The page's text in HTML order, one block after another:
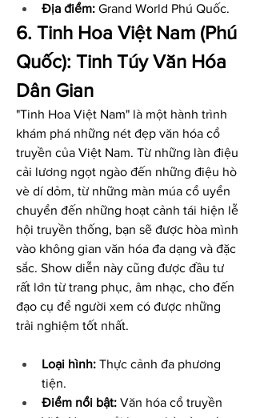
Địa điểm: Grand World Phú Quốc.
6. Tinh Hoa Việt Nam (Phú
Quốc): Tinh Túy Văn Hóa
Dân Gian
"Tinh Hoa Việt Nam" là một hành trình
khám phá những nét đẹp văn hóa cổ
truyền của Việt Nam. Từ những làn điệu
cải lương ngọt ngào đến những điệu hò
vè dí dỏm, từ những màn múa cổ uyển
chuyển đến những hoạt cảnh tái hiện lễ
hội truyền thống, bạn sẽ được hòa mình
vào không gian văn hóa đa dạng và đặc
sắc. Show diễn này cũng được đầu tư
rất lớn từ trang phục, âm nhạc, cho đến
đạo cụ để người xem có được những
trải nghiệm tốt nhất.
Loại hình: Thực cảnh đa phương
tiện.
Điểm nổi bật: Văn hóa cổ truyền